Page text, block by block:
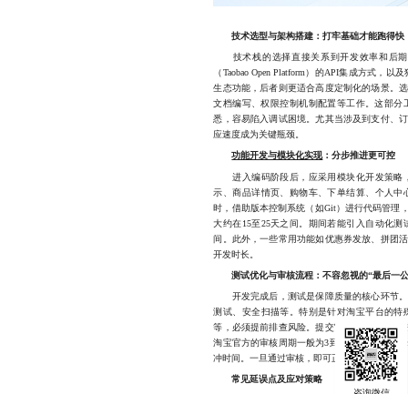
技术选型与架构搭建：打牢基础才能跑得快
技术栈的选择直接关系到开发效率和后期
（Taobao Open Platform）的API集成方式，
生态功能，后者则更适合高度定制化的场景。
文档编写、权限控制机制配置等工作。这部
悉，容易陷入调试困境。尤其当涉及到支付、
应速度成为关键瓶颈。
功能开发与模块化实现：分步推进更可控
进入编码阶段后，应采用模块化开发策略
示、商品详情页、购物车、下单结算、个人
时，借助版本控制系统（如Git）进行代码管理
大约在15至25天之间。期间若能引入自动化
间。此外，一些常用功能如优惠券发放、拼团
开发时长。
测试优化与审核流程：不容忽视的“最后一
开发完成后，测试是保障质量的核心环节。
测试、安全扫描等。特别是针对淘宝平台的
等，必须提前排查风险。提交审核前，建议先
淘宝官方的审核周期一般为3到7个工作日，高
冲时间。一旦通过审核，即可正式上线发布。
常见延误点及应对策略